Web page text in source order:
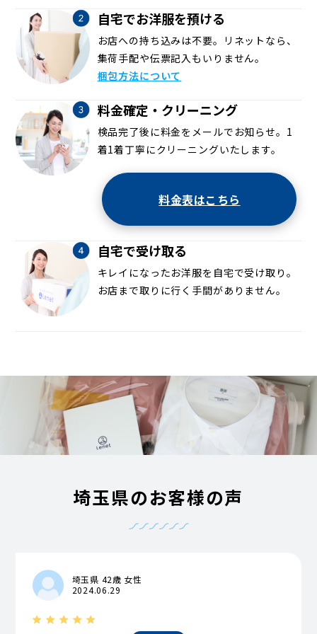
自宅でお洋服を預ける
お店への持ち込みは不要。リネットなら、
集荷手配や伝票記入もいりません。
梱包方法について
料金確定・クリーニング
検品完了後に料金をメールでお知らせ。1
着1着丁寧にクリーニングいたします。
料金表はこちら
自宅で受け取る
キレイになったお洋服を自宅で受け取り。
お店まで取りに行く手間がありません。
埼玉県のお客様の声
埼玉県 42歳 女性
2024.06.29